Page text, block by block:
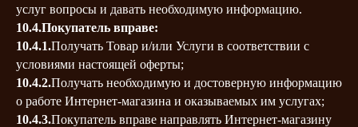
услуг вопросы и давать необходимую информацию.
10.4.Покупатель вправе:
10.4.1.Получать Товар и/или Услуги в соответствии с
условиями настоящей оферты;
10.4.2.Получать необходимую и достоверную информацию
о работе Интернет-магазина и оказываемых им услугах;
10.4.3.Покупатель вправе направлять Интернет-магазину